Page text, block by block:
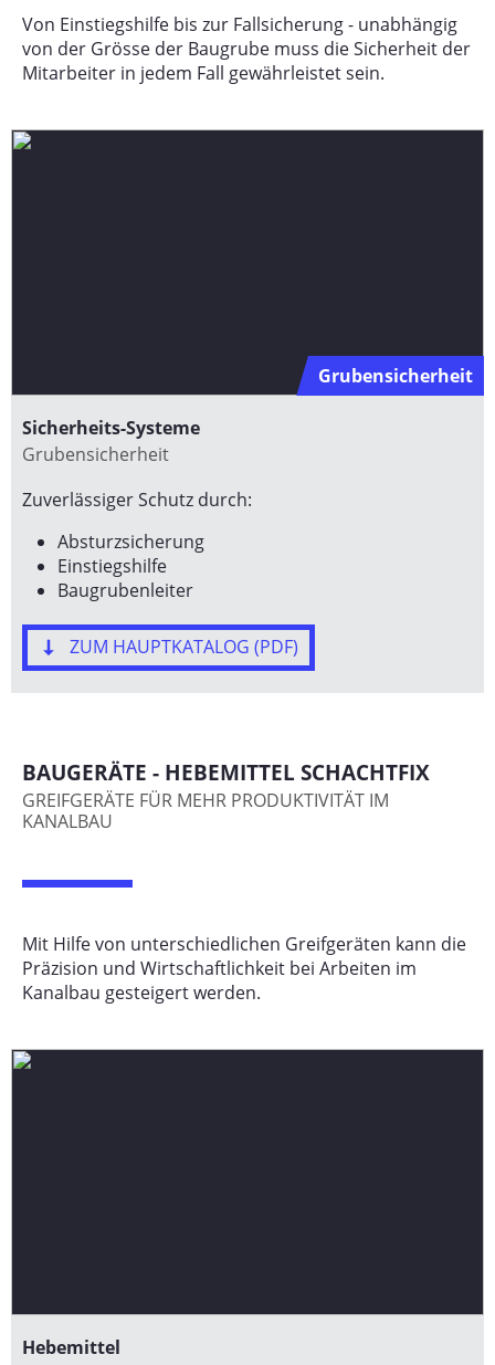
Von Einstiegshilfe bis zur Fallsicherung - unabhängig
von der Grösse der Baugrube muss die Sicherheit der
Mitarbeiter in jedem Fall gewährleistet sein.
Grubensicherheit
Sicherheits-Systeme
Grubensicherheit
Zuverlässiger Schutz durch:
Absturzsicherung
Einstiegshilfe
Baugrubenleiter
ZUM HAUPTKATALOG (PDF)
BAUGERÄTE - HEBEMITTEL SCHACHTFIX
GREIFGERÄTE FÜR MEHR PRODUKTIVITÄT IM
KANALBAU
Mit Hilfe von unterschiedlichen Greifgeräten kann die
Präzision und Wirtschaftlichkeit bei Arbeiten im
Kanalbau gesteigert werden.
Hebemittel